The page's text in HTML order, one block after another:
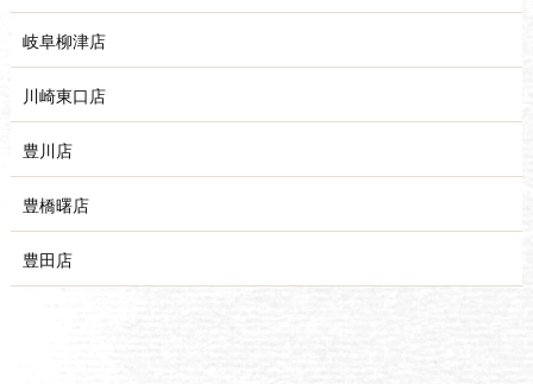
岐阜柳津店
川崎東口店
豊川店
豊橋曙店
豊田店